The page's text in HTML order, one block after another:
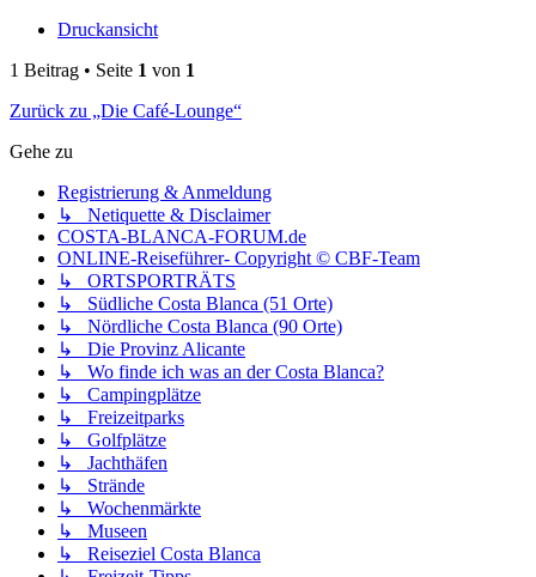
Druckansicht
1 Beitrag • Seite 1 von 1
Zurück zu „Die Café-Lounge“
Gehe zu
Registrierung & Anmeldung
↳ Netiquette & Disclaimer
COSTA-BLANCA-FORUM.de
ONLINE-Reiseführer- Copyright © CBF-Team
↳ ORTSPORTRÄTS
↳ Südliche Costa Blanca (51 Orte)
↳ Nördliche Costa Blanca (90 Orte)
↳ Die Provinz Alicante
↳ Wo finde ich was an der Costa Blanca?
↳ Campingplätze
↳ Freizeitparks
↳ Golfplätze
↳ Jachthäfen
↳ Strände
↳ Wochenmärkte
↳ Museen
↳ Reiseziel Costa Blanca